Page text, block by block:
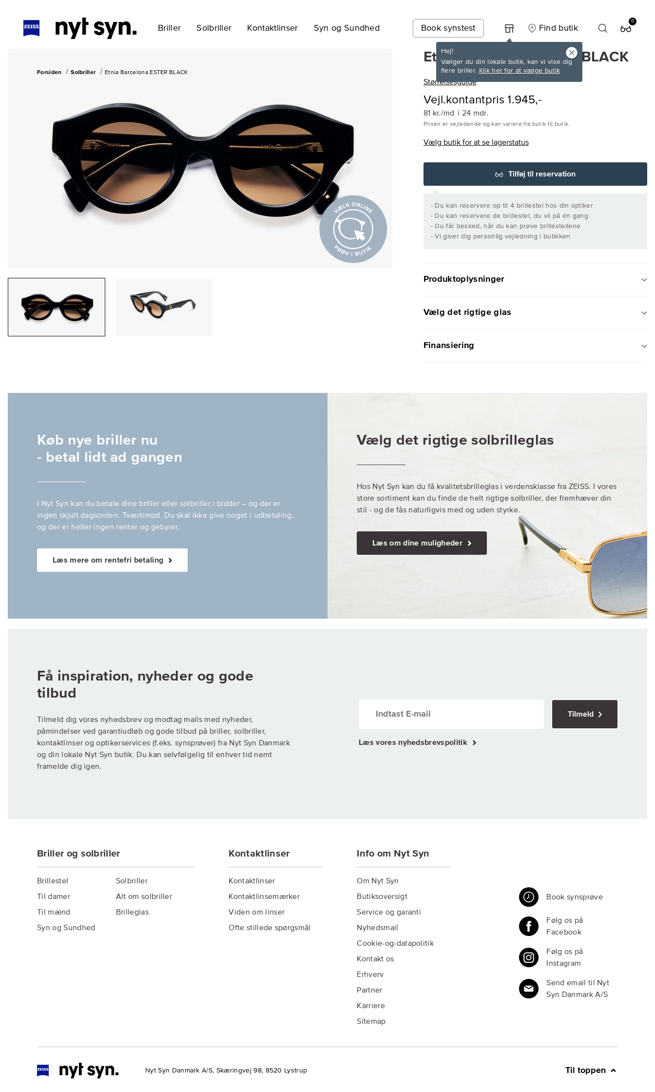
Briller Solbriller Kontaktlinser Syn og Sundhed Book synstest
Hej!
Vælger du din lokale butik, kan vi vise dig
flere briller. Klik her for at vælge butik
Find butik
0
Forsiden Solbriller Etnia Barcelona ESTER BLACK
Etnia Barcelona ESTER BLACK
Størrelsesguide
Vejl.kontantpris 1.945,-
81 kr./md i 24 mdr.
Prisen er vejledende og kan variere fra butik til butik.
Vælg butik for at se lagerstatus
Tilføj til reservation
- Du kan reservere op til 4 brillestel hos din optiker
- Du kan reservere de brillestel, du vil på én gang
- Du får besked, når du kan prøve brillestellene
- Vi giver dig personlig vejledning i butikken
Produktoplysninger
Vælg det rigtige glas
Finansiering
Køb nye briller nu
- betal lidt ad gangen
I Nyt Syn kan du betale dine briller eller solbriller i bidder – og der er
ingen skjult dagsorden. Tværtimod. Du skal ikke give noget i udbetaling,
og der er heller ingen renter og gebyrer.
Læs mere om rentefri betaling
Vælg det rigtige solbrilleglas
Hos Nyt Syn kan du få kvalitetsbrilleglas i verdensklasse fra ZEISS. I vores
store sortiment kan du finde de helt rigtige solbriller, der fremhæver din
stil - og de fås naturligvis med og uden styrke.
Læs om dine muligheder
Få inspiration, nyheder og gode
Tilmeld dig vores nyhedsbrev og modtag mails med nyheder,
påmindelser ved garantiudløb og gode tilbud på briller, solbriller,
kontaktlinser og optikerservices (f.eks. synsprøver) fra Nyt Syn Danmark
og din lokale Nyt Syn butik. Du kan selvfølgelig til enhver tid nemt
framelde dig igen.
Tilmeld
Læs vores nyhedsbrevspolitik
Briller og solbriller
Brillestel
Til damer
Til mænd
Syn og Sundhed
Solbriller
Alt om solbriller
Brilleglas
Kontaktlinser
Kontaktlinser
Kontaktlinsemærker
Viden om linser
Ofte stillede spørgsmål
Info om Nyt Syn
Om Nyt Syn
Butiksoversigt
Service og garanti
Nyhedsmail
Cookie-og-datapolitik
Kontakt os
Erhverv
Partner
Karriere
Sitemap
Book synsprøve
Følg os på
Facebook
Følg os på
Instagram
Send email til Nyt
Syn Danmark A/S
Nyt Syn Danmark A/S, Skæringvej 98, 8520 Lystrup Til toppen